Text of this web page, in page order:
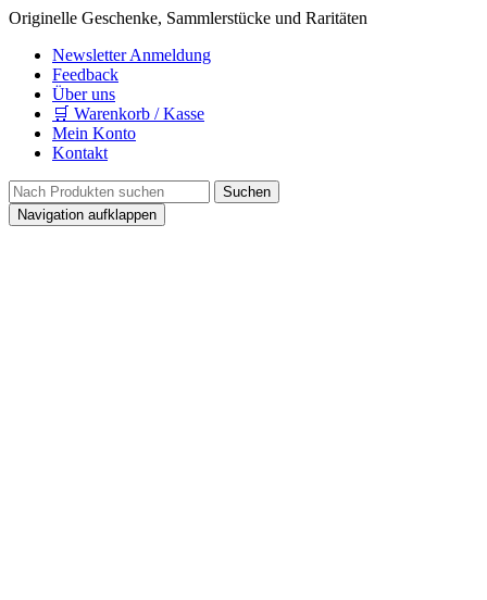
Originelle Geschenke, Sammlerstücke und Raritäten
Newsletter Anmeldung
Feedback
Über uns
🛒 Warenkorb / Kasse
Mein Konto
Kontakt
Navigation aufklappen